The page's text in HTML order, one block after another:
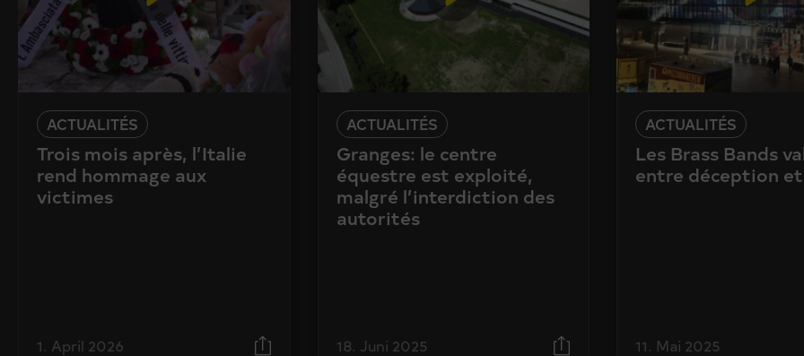
ACTUALITÉS
Trois mois après, l’Italie
rend hommage aux
victimes
1. April 2026
ACTUALITÉS
Granges: le centre
équestre est exploité,
malgré l’interdiction des
autorités
18. Juni 2025
ACTUALITÉS
Les Brass Bands
entre déception
11. Mai 2025